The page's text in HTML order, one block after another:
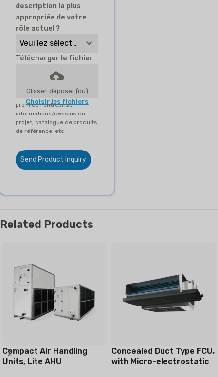
description la plus
appropriée de votre
rôle actuel ?
Veuillez sélectionner
Télécharger le fichier
Glisser-déposer (ou)
Choisir les fichiers
profil de l'entreprise,
informations/dessins du
projet, catalogue de produits
de référence, etc.
Send Product Inquiry
Related Products
Compact Air Handling
Units, Lite AHU
Concealed Duct Type FCU,
with Micro-electrostatic